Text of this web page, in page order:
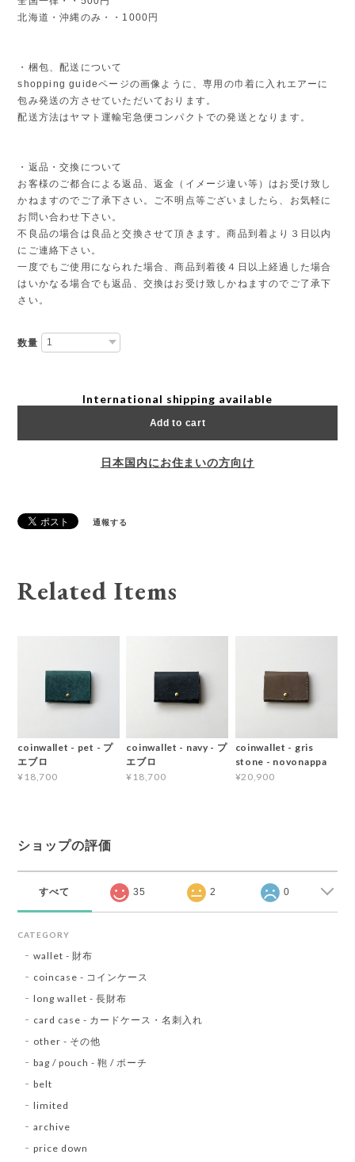
北海道・沖縄のみ・・1000円
・梱包、配送について
shopping guideページの画像ように、専用の巾着に入れエアーに
包み発送の方させていただいております。
配送方法はヤマト運輸宅急便コンパクトでの発送となります。
・返品・交換について
お客様のご都合による返品、返金（イメージ違い等）はお受け致し
かねますのでご了承下さい。ご不明点等ございましたら、お気軽に
お問い合わせ下さい。
不良品の場合は良品と交換させて頂きます。商品到着より３日以内
にご連絡下さい。
一度でもご使用になられた場合、商品到着後４日以上経過した場合
はいかなる場合でも返品、交換はお受け致しかねますのでご了承下
さい。
数量
International shipping available
Add to cart
日本国内にお住まいの方向け
通報する
Related Items
coinwallet - pet - プ
エブロ
¥18,700
coinwallet - navy - プ
エブロ
¥18,700
coinwallet - gris
stone - novonappa
¥20,900
ショップの評価
すべて 35 2 0
CATEGORY
wallet - 財布
coincase - コインケース
long wallet - 長財布
card case - カードケース・名刺入れ
other - その他
bag / pouch - 鞄 / ポーチ
belt
limited
archive
price down